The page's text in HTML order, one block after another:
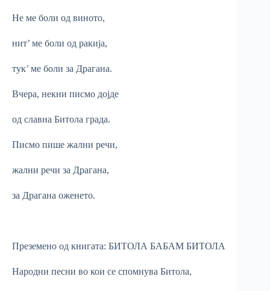
He ме боли од виното,
нит’ ме боли од ракија,
тук’ ме боли за Драгана.
Вчера, некни писмо дојде
од славна Битола града.
Писмо пише жални речи,
жални речи за Драгана,
за Драгана оженето.
Преземено од книгата: БИТОЛА БАБАМ БИТОЛА
Народни песни во кои се спомнува Битола,